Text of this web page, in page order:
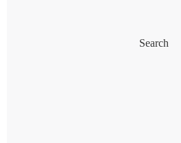
Search